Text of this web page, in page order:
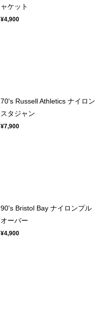
ャケット
¥4,900
70's Russell Athletics ナイロン
スタジャン
¥7,900
90's Bristol Bay ナイロンプル
オーバー
¥4,900